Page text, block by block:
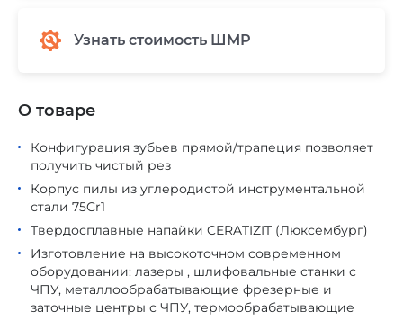
Узнать стоимость ШМР
Конфигурация зубьев прямой/трапеция позволяет
получить чистый рез
Корпус пилы из углеродистой инструментальной
стали 75Cr1
Твердосплавные напайки CERATIZIT (Люксембург)
Изготовление на высокоточном современном
оборудовании: лазеры , шлифовальные станки с
ЧПУ, металлообрабатывающие фрезерные и
заточные центры с ЧПУ, термообрабатывающие
О товаре